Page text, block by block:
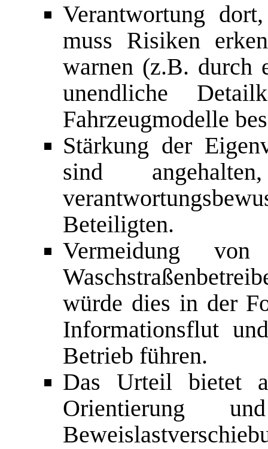
Verantwortung
muss Risiken
warnen (z.B. durch
unendliche
Fahrzeugmodelle
Stärkung der
sind
Beteiligten.
Vermeidung
würde dies in der
Informationsflut
Betrieb führen.
Das Urteil bietet
Orientierung